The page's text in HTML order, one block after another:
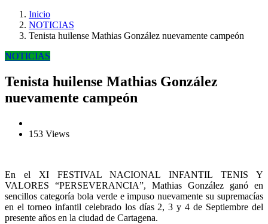
Inicio
NOTICIAS
Tenista huilense Mathias González nuevamente campeón
NOTICIAS
Tenista huilense Mathias González
nuevamente campeón
153 Views
En el XI FESTIVAL NACIONAL INFANTIL TENIS Y
VALORES “PERSEVERANCIA”, Mathias González ganó en
sencillos categoría bola verde e impuso nuevamente su supremacías
en el torneo infantil celebrado los días 2, 3 y 4 de Septiembre del
presente años en la ciudad de Cartagena.